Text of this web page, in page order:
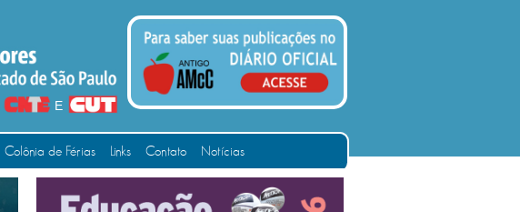
E
Colônia de Férias Links Contato Notícias